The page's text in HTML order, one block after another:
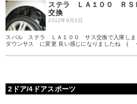
ステラ ＬＡ１００ Ｒ
交換
2012年8月3日
スバル ステラ ＬＡ１００ サス交換で入庫し
ダウンサス に変更 良い感じになりましたね (
2ドア/4ドアスポーツ